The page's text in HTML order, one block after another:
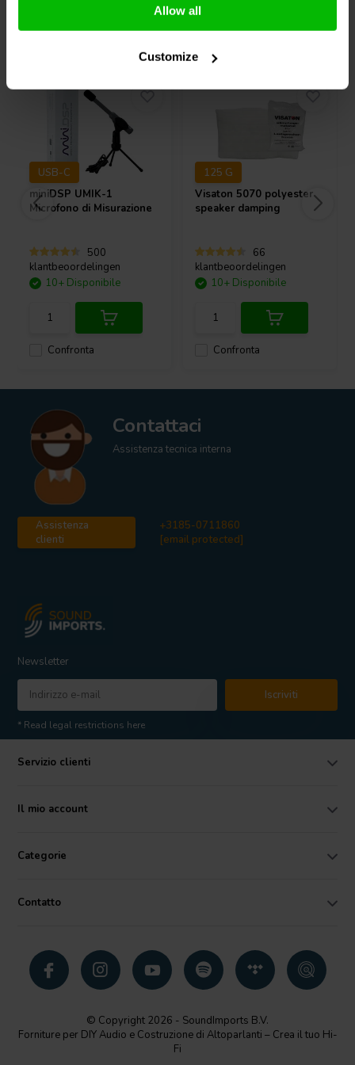
Allow all
Customize
Acquistati anche da altri
USB-C
miniDSP UMIK-1
Microfono di Misurazione
500
klantbeoordelingen
Confronta
10+ Disponibile
125 G
Visaton 5070 polyester
speaker damping
66
klantbeoordelingen
Confronta
10+ Disponibile
Contattaci
Assistenza tecnica interna
Assistenza
clienti
+3185-0711860
[email protected]
Newsletter
Iscriviti
* Read legal restrictions here
Servizio clienti
Il mio account
Categorie
Contatto
© Copyright 2026 - SoundImports B.V.
Forniture per DIY Audio e Costruzione di Altoparlanti – Crea il tuo Hi-
Fi